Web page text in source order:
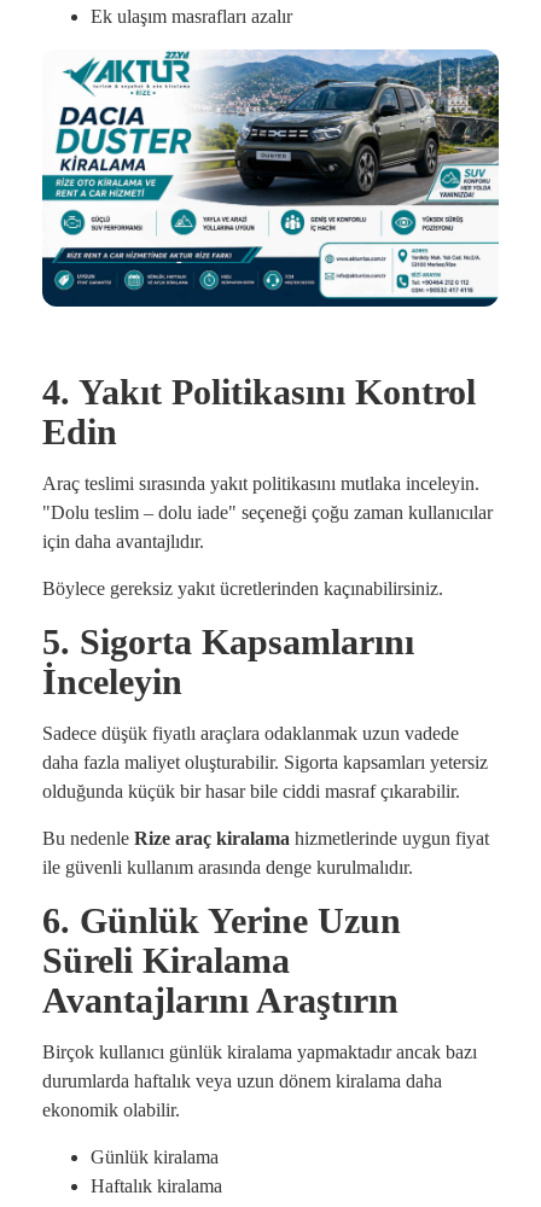
Ek ulaşım masrafları azalır
4. Yakıt Politikasını Kontrol
Edin
Araç teslimi sırasında yakıt politikasını mutlaka inceleyin.
"Dolu teslim – dolu iade" seçeneği çoğu zaman kullanıcılar
için daha avantajlıdır.
Böylece gereksiz yakıt ücretlerinden kaçınabilirsiniz.
5. Sigorta Kapsamlarını
İnceleyin
Sadece düşük fiyatlı araçlara odaklanmak uzun vadede
daha fazla maliyet oluşturabilir. Sigorta kapsamları yetersiz
olduğunda küçük bir hasar bile ciddi masraf çıkarabilir.
Bu nedenle Rize araç kiralama hizmetlerinde uygun fiyat
ile güvenli kullanım arasında denge kurulmalıdır.
6. Günlük Yerine Uzun
Süreli Kiralama
Avantajlarını Araştırın
Birçok kullanıcı günlük kiralama yapmaktadır ancak bazı
durumlarda haftalık veya uzun dönem kiralama daha
ekonomik olabilir.
Günlük kiralama
Haftalık kiralama